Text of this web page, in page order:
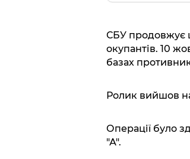
СБУ продовжує
окупантів. 10
базах
Ролик вийшов
Операції було
"А".